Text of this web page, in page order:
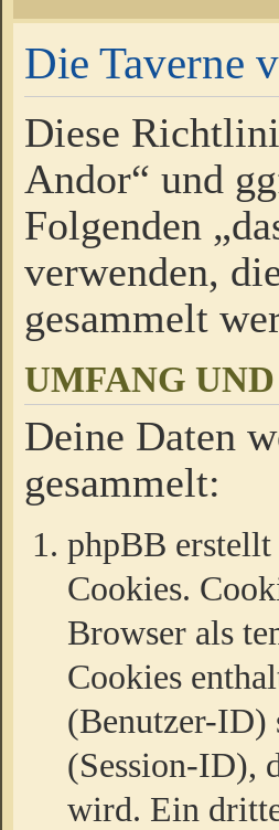
Die Taverne
Diese
Andor“ und
Folgenden
verwenden,
gesammelt
UMFANG
Deine Daten
gesammelt:
phpBB erstellt
Cookies.
Browser als
Cookies
(Benutzer-ID)
(Session-ID),
wird. Ein